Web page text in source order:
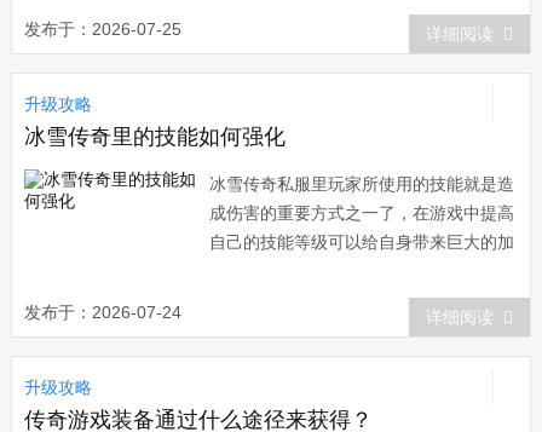
发布于：2026-07-25 详细阅读
升级攻略
冰雪传奇里的技能如何强化
冰雪传奇私服里玩家所使用的技能就是造
成伤害的重要方式之一了，在游戏中提高
自己的技能等级可以给自身带来巨大的加
发布于：2026-07-24 详细阅读
升级攻略
传奇游戏装备通过什么途径来获得？